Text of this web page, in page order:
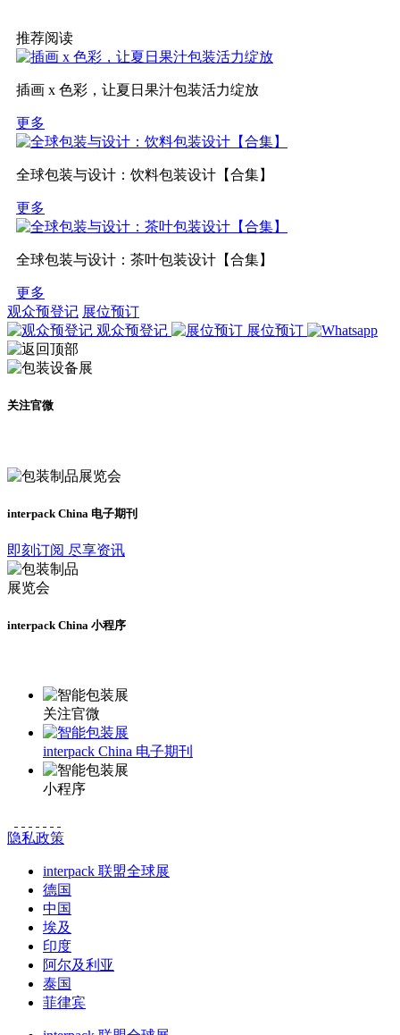
推荐阅读
插画 x 色彩，让夏日果汁包装活力绽放
更多
全球包装与设计：饮料包装设计【合集】
更多
全球包装与设计：茶叶包装设计【合集】
更多
观众预登记 展位预订
观众预登记
展位预订
关注官微
interpack China 电子期刊
即刻订阅 尽享资讯
interpack China 小程序
关注官微
interpack China 电子期刊
小程序
隐私政策
interpack 联盟全球展
德国
中国
埃及
印度
阿尔及利亚
泰国
菲律宾